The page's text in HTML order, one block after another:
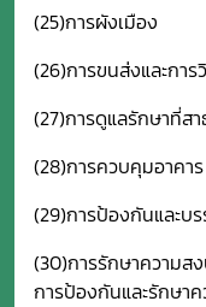
(25)การผังเมือง
(26)การขนส่งและกา
(27)การดูแลรักษาที่ส
(28)การควบคุมอาคาร
(29)การป้องกันและบ
(30)การรักษาความส
การป้องกันและรักษา